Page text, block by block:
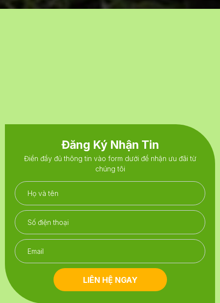
Đăng Ký Nhận Tin
Điền đầy đủ thông tin vào form dưới để nhận ưu đãi từ
chúng tôi
LIÊN HỆ NGAY